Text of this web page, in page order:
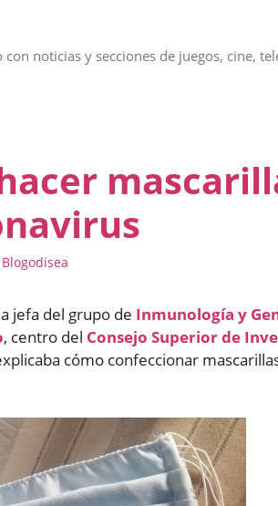
con noticias y secciones de juegos, cine,
Blogodisea
jefa del grupo de Inmunología y
, centro del Consejo Superior de
cómo confeccionar